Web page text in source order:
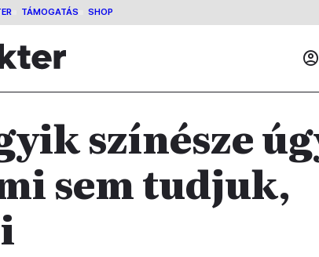
TÁMOGATÁS SHOP
színésze
sem tudjuk,